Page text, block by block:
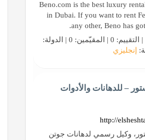
Beno.com is the best luxury
in Dubai. If you want to rent
any other, Beno has
إنجليزي
– للدهانات والأدوات
http://
وكيل رسمي لدهانات جوتن